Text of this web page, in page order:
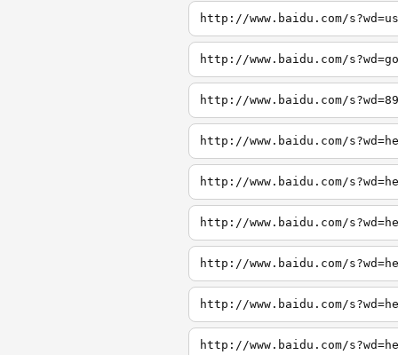
http://www.baidu.com/
http://www.baidu.com/
http://www.baidu.com/
http://www.baidu.com/
http://www.baidu.com/
http://www.baidu.com/
http://www.baidu.com/
http://www.baidu.com/
http://www.baidu.com/